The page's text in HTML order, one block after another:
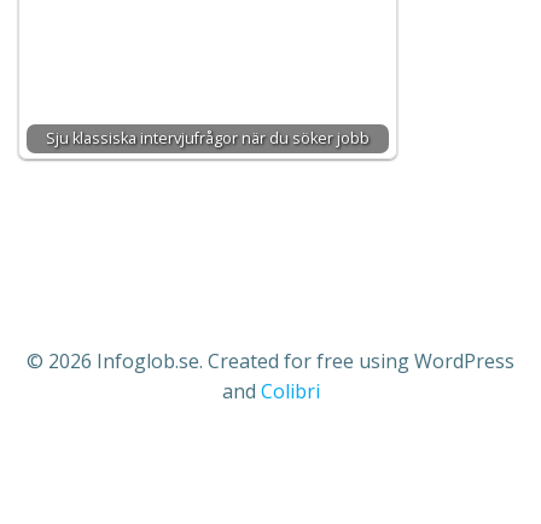
Sju klassiska intervjufrågor när du söker jobb
© 2026 Infoglob.se. Created for free using WordPress
and Colibri